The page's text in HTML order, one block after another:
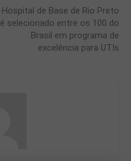
Hospital de Base de Rio Preto
é selecionado entre os 100 do
Brasil em programa de
excelência para UTIs